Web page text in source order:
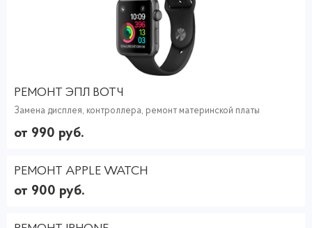
РЕМОНТ ЭПЛ ВОТЧ
Замена дисплея, контроллера, ремонт материнской платы
от 990 руб.
РЕМОНТ APPLE WATCH
от 900 руб.